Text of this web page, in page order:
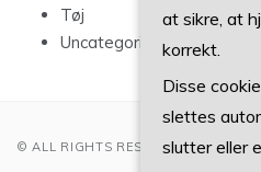
Tøj
Uncategorized
© ALL RIGHTS RESERVED 2022
at sikre, at
korrekt.
Disse
slettes
slutter eller